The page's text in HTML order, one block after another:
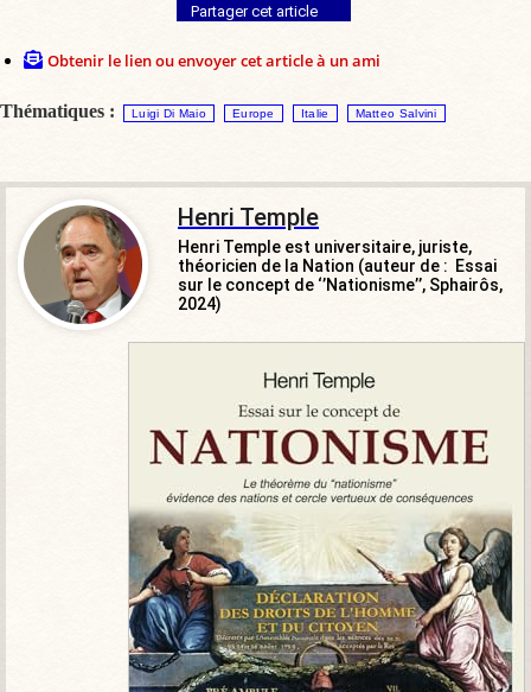
Partager cet article
Obtenir le lien ou envoyer cet article à un ami
Thématiques : Luigi Di Maio Europe Italie Matteo Salvini
Henri Temple
Henri Temple est universitaire, juriste,
théoricien de la Nation (auteur de : Essai
sur le concept de ‘’Nationisme’’, Sphairôs,
2024)